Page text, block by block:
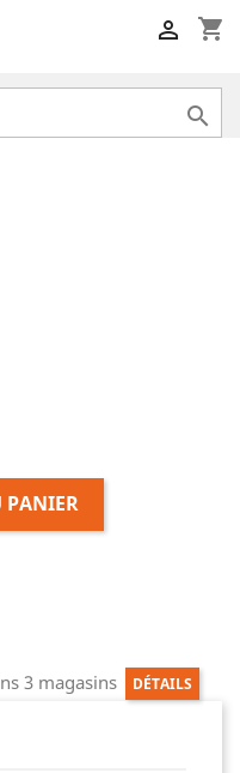
shopping_cart


PANIER
3 magasins
DÉTAILS